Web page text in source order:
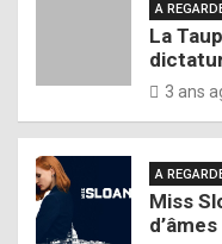
A
La
3 ans
A
Miss
d’âmes